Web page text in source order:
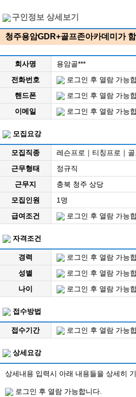
구인정보 상세보기
청주용암GDR+골프존아카데미가
회사명
용암골***
전화번호
로그인 후 열람 가능
핸드폰
로그인 후 열람 가능
이메일
로그인 후 열람 가능
모집요강
모집직종
레슨프로｜티칭프로｜
근무형태
정규직
근무지
충북 청주 상당
모집인원
1명
급여조건
로그인 후 열람 가능
자격조건
경력
로그인 후 열람 가능
성별
로그인 후 열람 가능
나이
로그인 후 열람 가능
접수방법
접수기간 로그인 후 열람 가능
상세요강
상세내용 입력시 아래 내용들을 상세히
로그인 후 열람 가능합니다.